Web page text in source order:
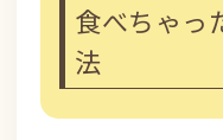
食べちゃっ
法